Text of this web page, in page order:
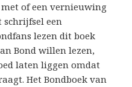
of een vernieuwing
schrijfsel een
lezen dit boek
Bond willen lezen,
laten liggen omdat
Het Bondboek van